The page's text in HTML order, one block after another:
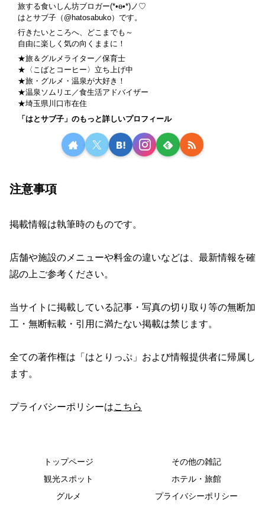
旅する食いしん坊ブロガー(*•ө•*)ノ♡
はとサブ子（ @hatosabuko）です。
行きたいところへ、どこまでも～
自由に楽しく気の向くままに！
★旅＆グルメライター／保育士
★〈 こばとコーヒー 〉立ち上げ中
★旅・グルメ・温泉が大好き！
★温泉ソムリエ／食生活アドバイザー
★埼玉県川口市在住
「はとサブ子」のもっと詳しいプロフィール
注意事項
掲載情報は執筆時のものです。
店舗や施設のメニューや料金の違いなどは、最新情報を確
認の上ご参考ください。
当サイトに掲載している記事・写真の切り取り等の無断加
工・無断転載・引用に満たない掲載は禁じます。
全ての著作権は「はとりっぷ」および情報提供者に帰属し
ます。
プライバシーポリシーはこちら
トップページ
その他の雑記
観光スポット
ホテル・旅館
グルメ
プライバシーポリシー